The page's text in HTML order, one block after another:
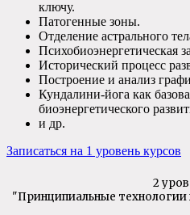
ключу.
Патогенные зоны.
Отделение астрального
Психобиоэнергетическая
Исторический процесс
Построение и анализ
Кундалини-йога как
биоэнергетического
и др.
Записаться на 1 уровень курсов
2
"Принципиальные